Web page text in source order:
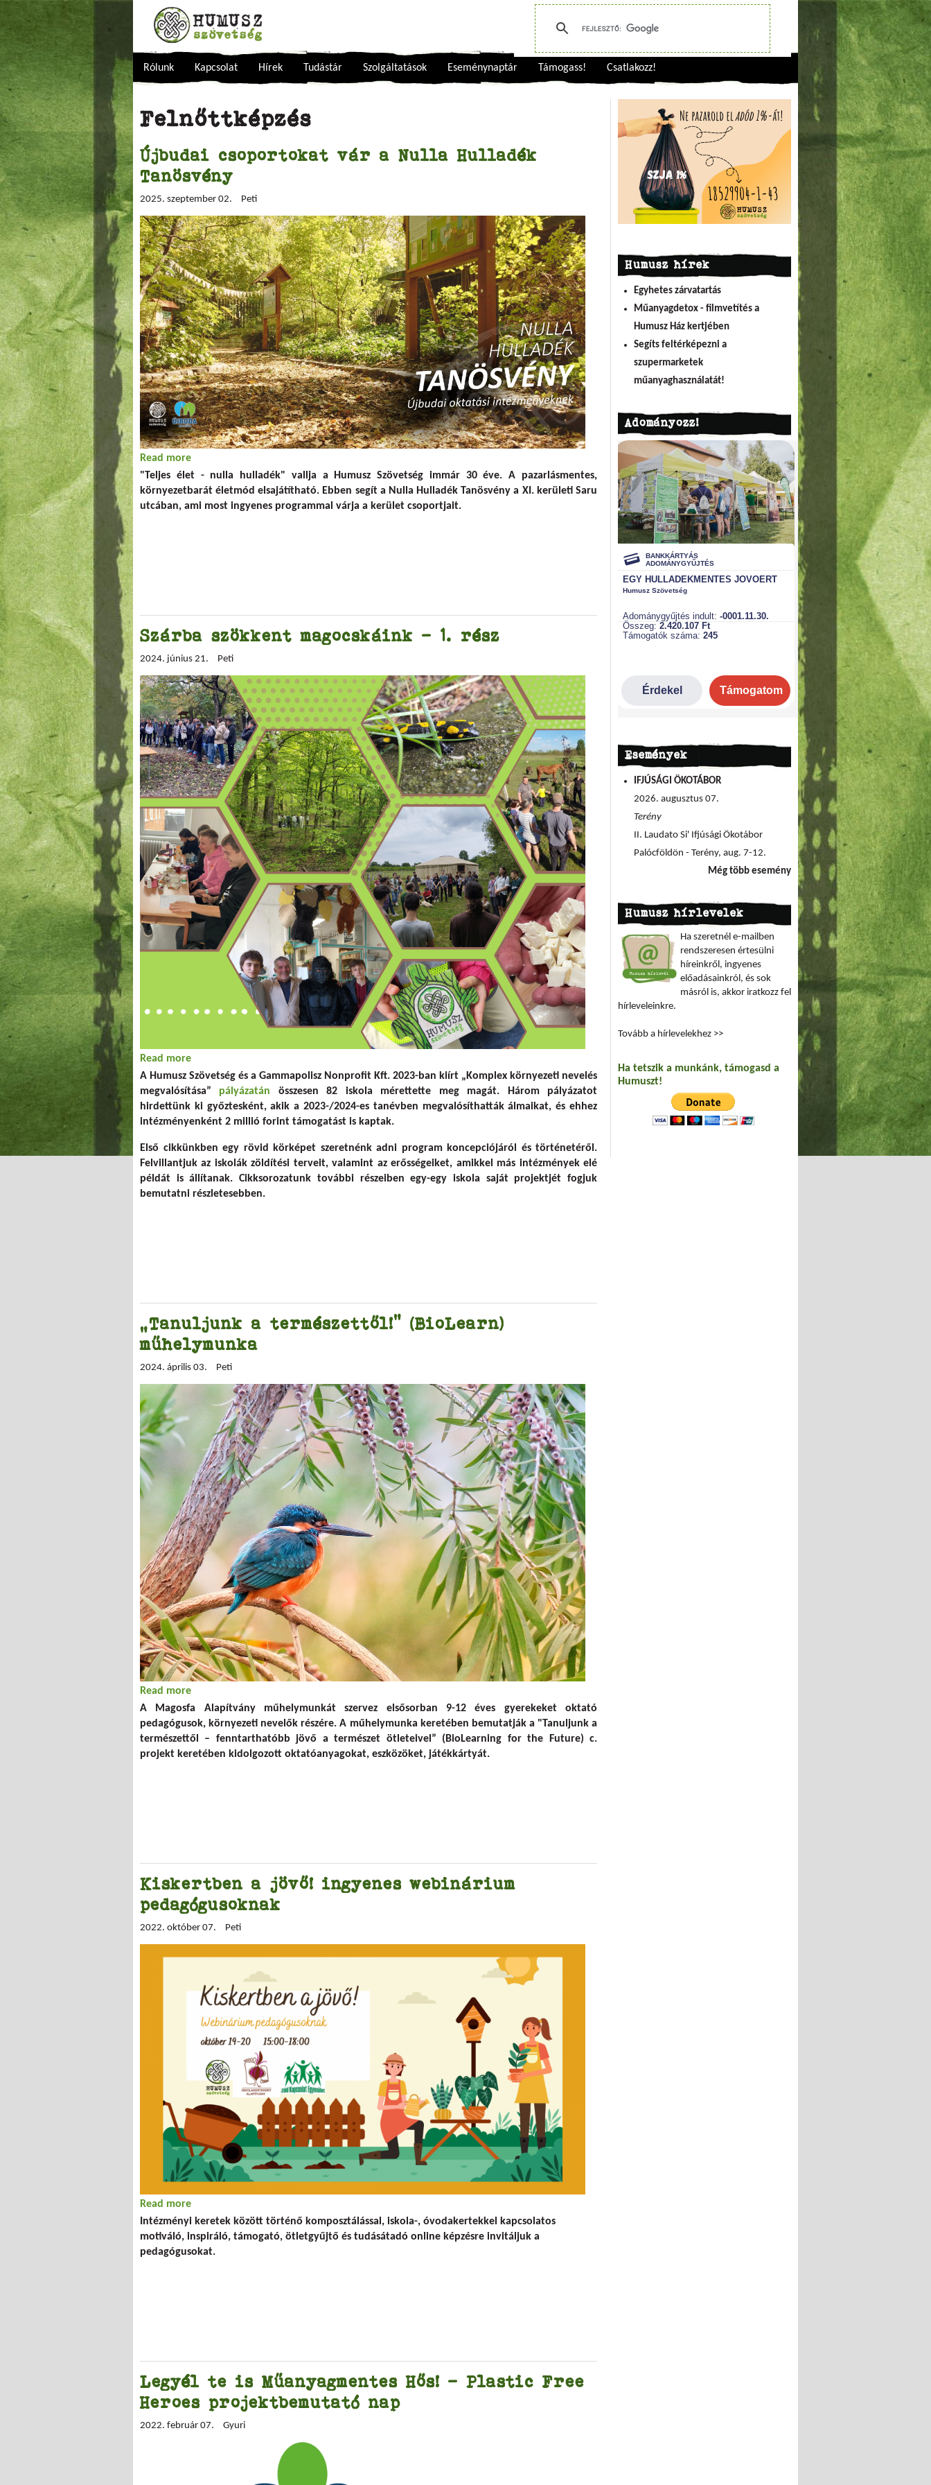
Rólunk Kapcsolat Hírek Tudástár Szolgáltatások Eseménynaptár Támogass! Csatlakozz!
Felnőttképzés
Újbudai csoportokat vár a Nulla Hulladék
Tanösvény
2025. szeptember 02. Peti
Read more
"Teljes élet - nulla hulladék" vallja a Humusz Szövetség immár 30 éve. A pazarlásmentes,
környezetbarát életmód elsajátítható. Ebben segít a Nulla Hulladék Tanösvény a XI. kerületi Saru
utcában, ami most ingyenes programmal várja a kerület csoportjait.
Szárba szökkent magocskáink – 1. rész
2024. június 21. Peti
Read more
A Humusz Szövetség és a Gammapolisz Nonprofit Kft. 2023-ban kiírt „Komplex környezeti nevelés
megvalósítása” pályázatán összesen 82 iskola mérettette meg magát. Három pályázatot
hirdettünk ki győztesként, akik a 2023-/2024-es tanévben megvalósíthatták álmaikat, és ehhez
intézményenként 2 millió forint támogatást is kaptak.
Első cikkünkben egy rövid körképet szeretnénk adni program koncepciójáról és történetéről.
Felvillantjuk az iskolák zöldítési terveit, valamint az erősségeiket, amikkel más intézmények elé
példát is állítanak. Cikksorozatunk további részeiben egy-egy iskola saját projektjét fogjuk
bemutatni részletesebben.
„Tanuljunk a természettől!” (BioLearn)
műhelymunka
2024. április 03. Peti
Read more
A Magosfa Alapítvány műhelymunkát szervez elsősorban 9-12 éves gyerekeket oktató
pedagógusok, környezeti nevelők részére. A műhelymunka keretében bemutatják a "Tanuljunk a
természettől – fenntarthatóbb jövő a természet ötleteivel” (BioLearning for the Future) c.
projekt keretében kidolgozott oktatóanyagokat, eszközöket, játékkártyát.
Kiskertben a jövő! ingyenes webinárium
pedagógusoknak
2022. október 07. Peti
Read more
Intézményi keretek között történő komposztálással, iskola-, óvodakertekkel kapcsolatos
motiváló, inspiráló, támogató, ötletgyűjtő és tudásátadó online képzésre invitáljuk a
pedagógusokat.
Legyél te is Műanyagmentes Hős! – Plastic Free
Heroes projektbemutató nap
2022. február 07. Gyuri
Humusz hírek
Egyhetes zárvatartás
Műanyagdetox - filmvetítés a
Humusz Ház kertjében
Segíts feltérképezni a
szupermarketek
műanyaghasználatát!
Adományozz!
Események
IFJÚSÁGI ÖKOTÁBOR
2026. augusztus 07.
Terény
II. Laudato Si' Ifjúsági Ökotábor
Palócföldön - Terény, aug. 7-12.
Még több esemény
Humusz hírlevelek
Ha szeretnél e-mailben
rendszeresen értesülni
híreinkről, ingyenes
előadásainkról, és sok
másról is, akkor iratkozz fel
hírleveleinkre.
Tovább a hírlevelekhez >>
Ha tetszik a munkánk, támogasd a
Humuszt!